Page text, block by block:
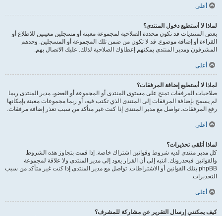
أعلى
لماذا لا أستطيع دخول المنتدى؟
بعض المنتديات قد تكون محددة الصلاحية لمجموعة معينة أو مسجلين معينين للاطلاع أو
القراءة أو إضافة موضوع. قد لا تكون من ضمن تلك المجموعة أو المسجلين. وحدهم
المشرفون ومدير المنتدى يمكنهم إعطاؤك الصلاحية لذلك. عليك الاتصال بهم.
أعلى
لماذا لا أستطيع إضافة المرفقات؟
صلاحيات المرفقات تمنح على مستوى المنتدى أو المجموعة أو العضو، مدير المنتدى ربما
لم يسمح بإضافة المرفقات إلى المنتدى الذي تكتب فيه، أو ربما مجموعات معينة بإمكانها
رفع المرفقات، تواصل مع مدير المنتدى إذا كنت غير متأكد من سبب تعذر إضافة مرفقات.
أعلى
لماذا أتلقى تحذيرات؟
كل مدير منتدى لديه شروط وقوانين اشتراك خاصة. إذا قمت بتجاوز هذه الشروط
والقوانين فيحذرونك. انتبه إلى أن القرار يعود إلى مدير المنتدى ولا علاقة لمجموعة
phpBB بتلك القوانين أو الاشتراطات. تواصل مع مدير المنتدى إذا كنت غير متأكد من سبب
التحذيرات.
أعلى
كيف يمكنني إرسال التقرير عن مشاركة للمشرف؟